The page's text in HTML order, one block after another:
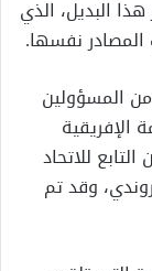
البديل، الذي
نفسها.
المسؤولين
الإفريقية
للاتحاد
وقد تم